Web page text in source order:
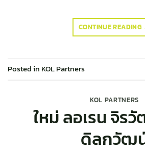
CONTINUE READING
Posted in KOL Partners
KOL PARTNERS
ใหม่ ลอเรน จิร
ดิลกวัฒ